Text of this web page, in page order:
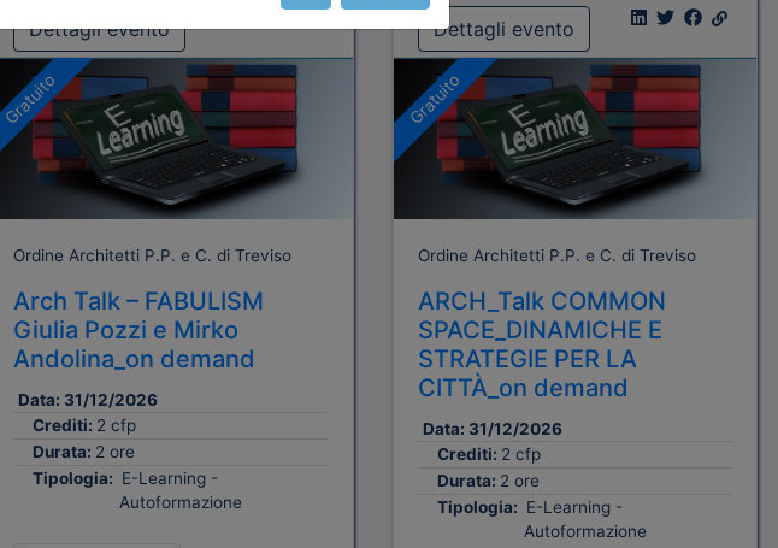
Dettagli evento
Gratuito
Ordine Architetti P.P. e C. di Treviso
Arch Talk – FABULISM
Giulia Pozzi e Mirko
Andolina_on demand
Data: 31/12/2026
Crediti: 2 cfp
Durata: 2 ore
Tipologia: E-Learning -
Autoformazione
Dettagli evento
Gratuito
Ordine Architetti P.P. e C. di Treviso
ARCH_Talk COMMON
SPACE_DINAMICHE E
STRATEGIE PER LA
CITTÀ_on demand
Data: 31/12/2026
Crediti: 2 cfp
Durata: 2 ore
Tipologia: E-Learning -
Autoformazione